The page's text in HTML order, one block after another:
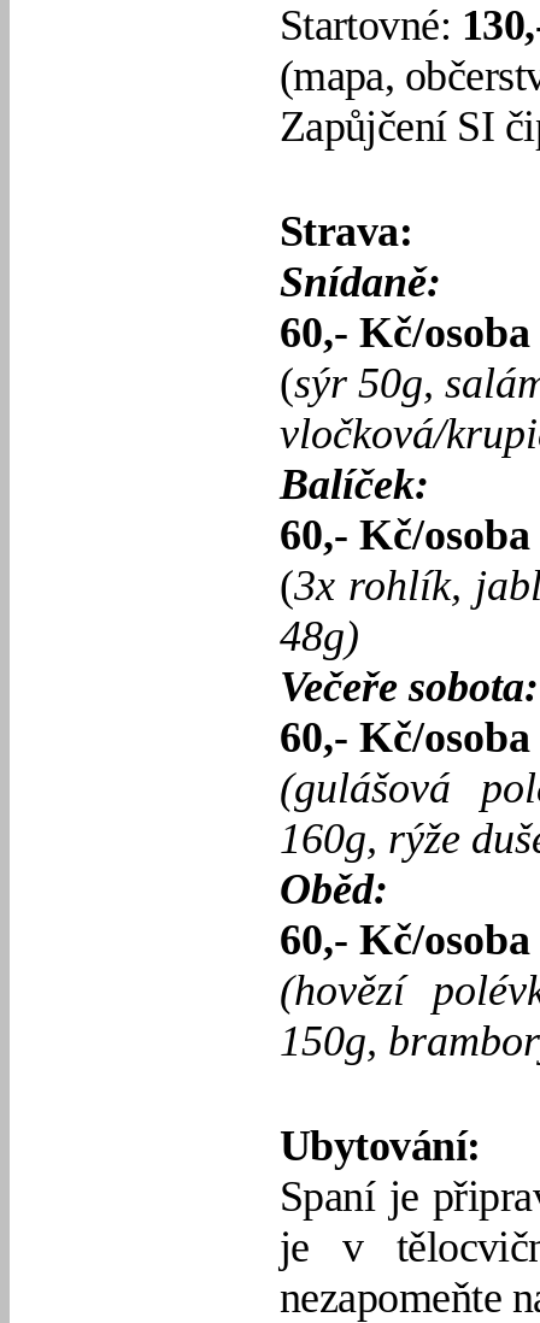
Startovné:
(mapa,
Zapůjčení SI
Strava:
Snídaně:
60,- Kč/osoba
(sýr 50g,
vločková/
Balíček:
60,- Kč/osoba
(3x rohlík,
48g)
Večeře
60,- Kč/osoba
(gulášová
160g, rýže
Oběd:
60,- Kč/osoba
(hovězí
150g,
Ubytování:
Spaní je
je v
nezapomeňte